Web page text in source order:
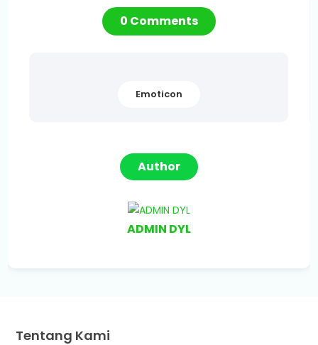
0 Comments
Emoticon
Author
ADMIN DYL
Tentang Kami